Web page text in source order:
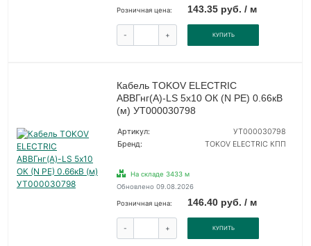
Розничная цена: 143.35 руб. / м
- + КУПИТЬ
Кабель TOKOV ELECTRIC
АВВГнг(А)-LS 5х10 ОК (N PE) 0.66кВ
(м) УТ000030798
Артикул:
УТ000030798
Бренд:
TOKOV ELECTRIC КПП
На складе 3433 м
Обновлено 09.08.2026
Розничная цена: 146.40 руб. / м
- + КУПИТЬ